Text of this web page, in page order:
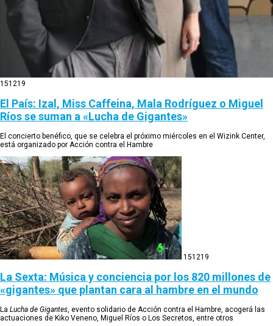
151219
El País: Izal, Miss Caffeina, Mala Rodríguez o Miguel
Ríos se suman a «Lucha de Gigantes»
El concierto benéfico, que se celebra el próximo miércoles en el Wizink Center,
está organizado por Acción contra el Hambre
151219
La Sexta: Música y conciencia por los 820 millones de
«gigantes» que plantan cara al hambre en el mundo
La Lucha de Gigantes , evento solidario de Acción contra el Hambre, acogerá las
actuaciones de Kiko Veneno, Miguel Ríos o Los Secretos, entre otros